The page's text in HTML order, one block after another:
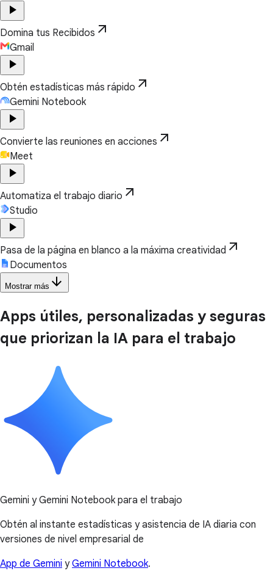
play_arrow
Domina tus Recibidos arrow_outward
Gmail
play_arrow
Obtén estadísticas más rápido arrow_outward
Gemini Notebook
play_arrow
Convierte las reuniones en acciones arrow_outward
Meet
play_arrow
Automatiza el trabajo diario arrow_outward
Studio
play_arrow
Pasa de la página en blanco a la máxima creatividad arrow_outward
Documentos
Mostrar más arrow_downward
Apps útiles, personalizadas y seguras
que priorizan la IA para el trabajo
Gemini y Gemini Notebook para el trabajo
Obtén al instante estadísticas y asistencia de IA diaria con
versiones de nivel empresarial de
App de Gemini yGemini Notebook.